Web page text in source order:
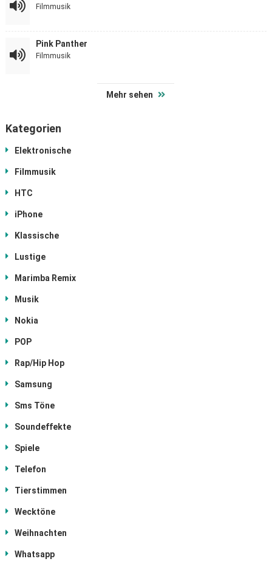
Filmmusik
Pink Panther
Filmmusik
Mehr sehen
Kategorien
Elektronische
Filmmusik
HTC
iPhone
Klassische
Lustige
Marimba Remix
Musik
Nokia
POP
Rap/Hip Hop
Samsung
Sms Töne
Soundeffekte
Spiele
Telefon
Tierstimmen
Wecktöne
Weihnachten
Whatsapp